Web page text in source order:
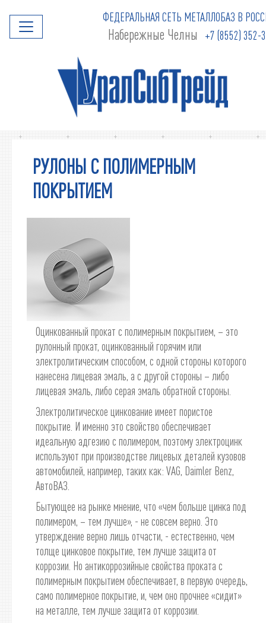
ФЕДЕРАЛЬНАЯ СЕТЬ МЕТАЛЛОБАЗ В
Набережные Челны +7 (8552) 352-
РУЛОНЫ С ПОЛИМЕРНЫМ
ПОКРЫТИЕМ
Оцинкованный прокат с полимерным покрытием, – это
рулонный прокат, оцинкованный горячим или
электролитическим способом, с одной стороны которого
нанесена лицевая эмаль, а с другой стороны – либо
лицевая эмаль, либо серая эмаль обратной стороны.
Электролитическое цинкование имеет пористое
покрытие. И именно это свойство обеспечивает
идеальную адгезию с полимером, поэтому электроцинк
используют при производстве лицевых деталей кузовов
автомобилей, например, таких как: VAG, Daimler Benz,
АвтоВАЗ.
Бытующее на рынке мнение, что «чем больше цинка под
полимером, – тем лучше», - не совсем верно. Это
утверждение верно лишь отчасти, - естественно, чем
толще цинковое покрытие, тем лучше защита от
коррозии. Но антикоррозийные свойства проката с
полимерным покрытием обеспечивает, в первую очередь,
само полимерное покрытие, и, чем оно прочнее «сидит»
на металле, тем лучше защита от коррозии.